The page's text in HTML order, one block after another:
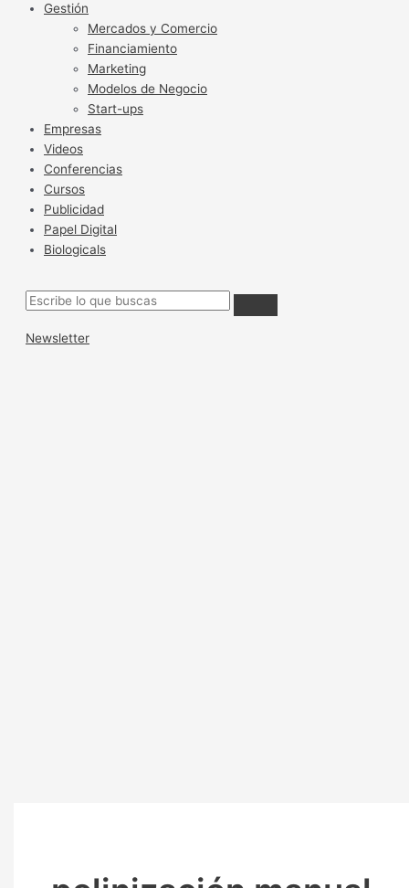
Gestión
Mercados y Comercio
Financiamiento
Marketing
Modelos de Negocio
Start-ups
Empresas
Videos
Conferencias
Cursos
Publicidad
Papel Digital
Biologicals
Newsletter